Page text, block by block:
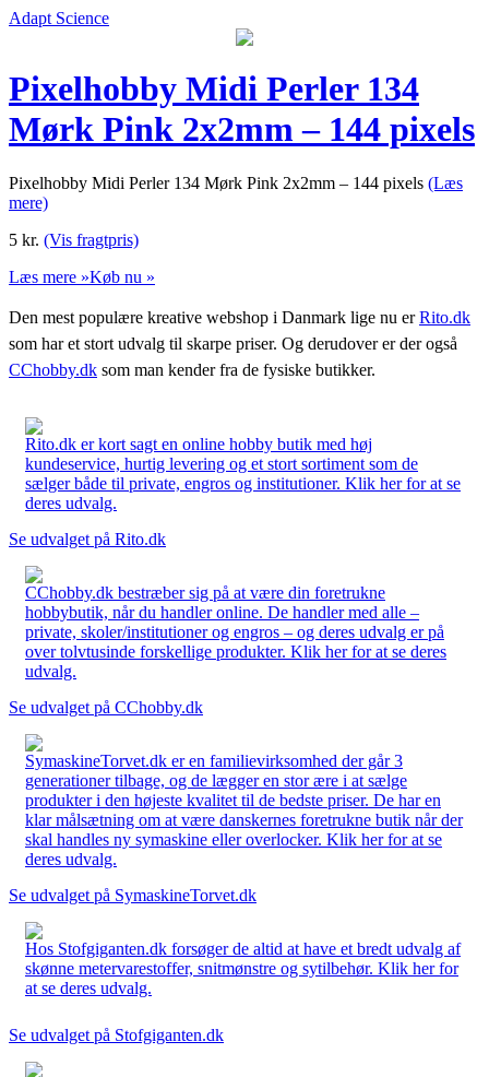
Adapt Science
Pixelhobby Midi Perler 134
Mørk Pink 2x2mm – 144 pixels
Pixelhobby Midi Perler 134 Mørk Pink 2x2mm – 144 pixels (Læs
mere)
5 kr. (Vis fragtpris)
Læs mere »Køb nu »
Den mest populære kreative webshop i Danmark lige nu erRito.dk
som har et stort udvalg til skarpe priser. Og derudover er der også
CChobby.dk som man kender fra de fysiske butikker.
Rito.dk er kort sagt en online hobby butik med høj
kundeservice, hurtig levering og et stort sortiment som de
sælger både til private, engros og institutioner. Klik her for at se
deres udvalg.
Se udvalget på Rito.dk
CChobby.dk bestræber sig på at være din foretrukne
hobbybutik, når du handler online. De handler med alle –
private, skoler/institutioner og engros – og deres udvalg er på
over tolvtusinde forskellige produkter. Klik her for at se deres
udvalg.
Se udvalget på CChobby.dk
SymaskineTorvet.dk er en familievirksomhed der går 3
generationer tilbage, og de lægger en stor ære i at sælge
produkter i den højeste kvalitet til de bedste priser. De har en
klar målsætning om at være danskernes foretrukne butik når der
skal handles ny symaskine eller overlocker. Klik her for at se
deres udvalg.
Se udvalget på SymaskineTorvet.dk
Hos Stofgiganten.dk forsøger de altid at have et bredt udvalg af
skønne metervarestoffer, snitmønstre og sytilbehør. Klik her for
at se deres udvalg.
Se udvalget på Stofgiganten.dk